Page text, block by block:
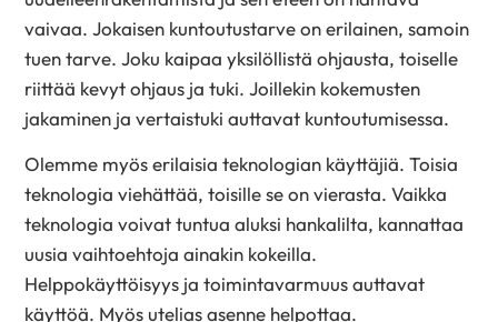
vaivaa. Jokaisen kuntoutustarve on erilainen, samoin
tuen tarve. Joku kaipaa yksilöllistä ohjausta, toiselle
riittää kevyt ohjaus ja tuki. Joillekin kokemusten
jakaminen ja vertaistuki auttavat kuntoutumisessa.
Olemme myös erilaisia teknologian käyttäjiä. Toisia
teknologia viehättää, toisille se on vierasta. Vaikka
teknologia voivat tuntua aluksi hankalilta, kannattaa
uusia vaihtoehtoja ainakin kokeilla.
Helppokäyttöisyys ja toimintavarmuus auttavat
käyttöä. Myös utelias asenne helpottaa.